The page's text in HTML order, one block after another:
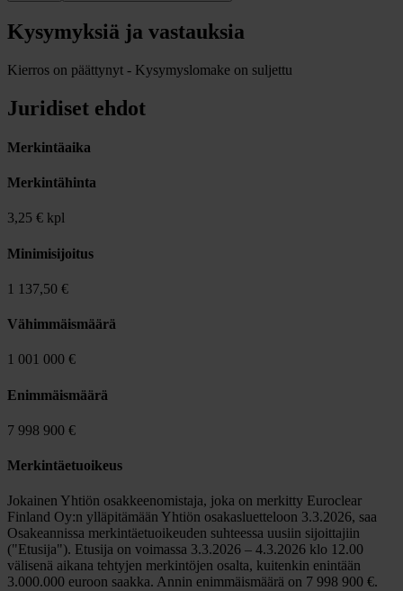
Kysymyksiä ja vastauksia
Kierros on päättynyt - Kysymyslomake on suljettu
Juridiset ehdot
Merkintäaika
Merkintähinta
3,25 € kpl
Minimisijoitus
1 137,50 €
Vähimmäismäärä
1 001 000 €
Enimmäismäärä
7 998 900 €
Merkintäetuoikeus
Jokainen Yhtiön osakkeenomistaja, joka on merkitty Euroclear
Finland Oy:n ylläpitämään Yhtiön osakasluetteloon 3.3.2026, saa
Osakeannissa merkintäetuoikeuden suhteessa uusiin sijoittajiin
("Etusija"). Etusija on voimassa 3.3.2026 – 4.3.2026 klo 12.00
välisenä aikana tehtyjen merkintöjen osalta, kuitenkin enintään
3.000.000 euroon saakka. Annin enimmäismäärä on 7 998 900 €.